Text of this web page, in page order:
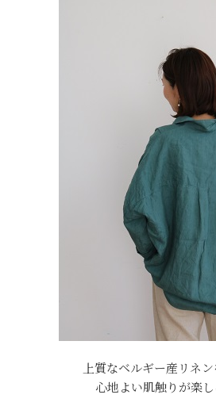
上質なベルギー産リネン
心地よい肌触りが楽し